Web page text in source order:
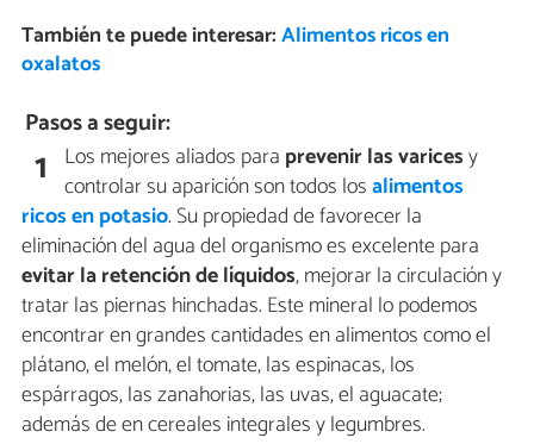
También te puede interesar:Alimentos ricos en
oxalatos
Pasos a seguir:
1 Los mejores aliados para prevenir las varicesy
controlar su aparición son todos losalimentos
ricos en potasio. Su propiedad de favorecer la
eliminación del agua del organismo es excelente para
evitar la retención de líquidos, mejorar la circulación y
tratar las piernas hinchadas. Este mineral lo podemos
encontrar en grandes cantidades en alimentos como el
plátano, el melón, el tomate, las espinacas, los
espárragos, las zanahorias, las uvas, el aguacate;
además de en cereales integrales y legumbres.